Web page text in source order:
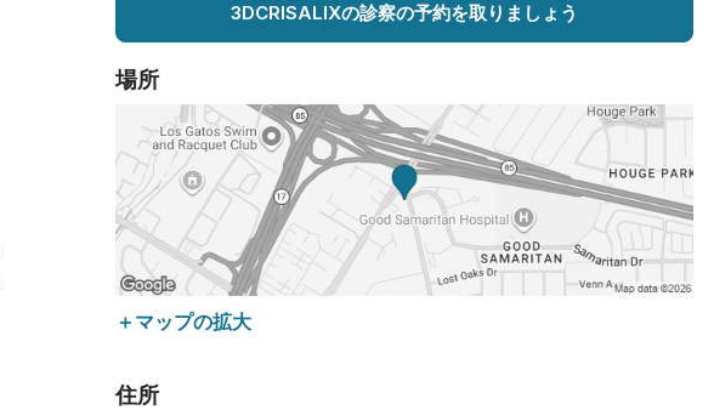
3DCRISALIXの診察の予約を取りましょう
場所
＋マップの拡大
住所